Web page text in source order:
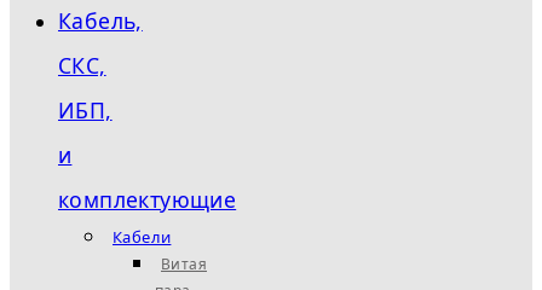
Кабель,
СКС,
ИБП,
и
комплектующие
Кабели
Витая